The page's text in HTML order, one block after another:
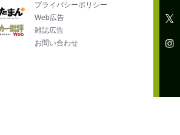
プライバシーポリシー
Web広告
雑誌広告
お問い合わせ